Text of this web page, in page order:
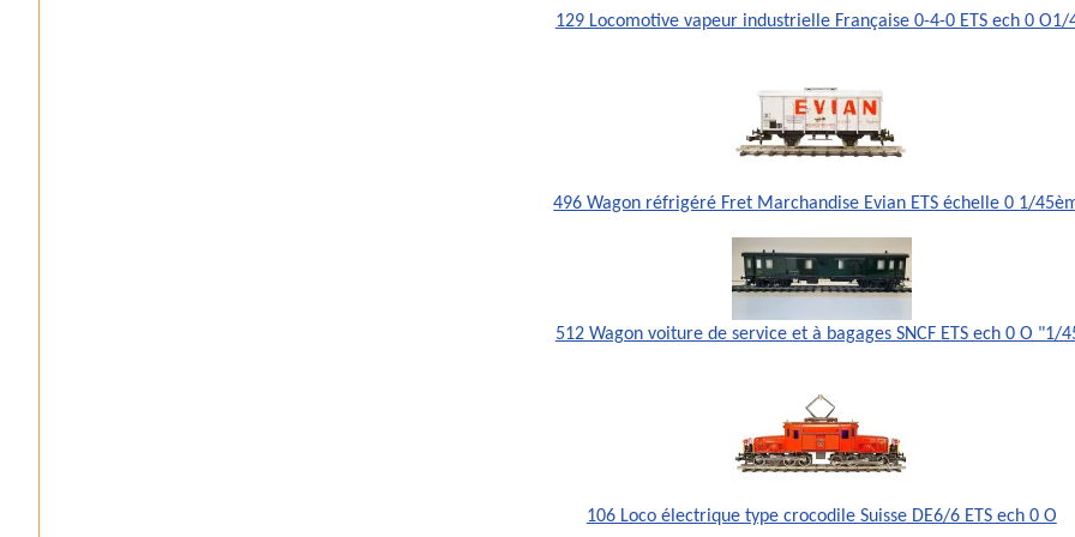
129 Locomotive vapeur industrielle Française 0-4-0 ETS ech 0 O1/
496 Wagon réfrigéré Fret Marchandise Evian ETS échelle 0 1/
512 Wagon voiture de service et à bagages SNCF ETS ech 0 O "1/
106 Loco électrique type crocodile Suisse DE6/6 ETS ech 0 O